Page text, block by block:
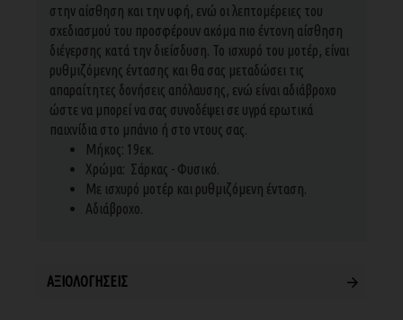
στην αίσθηση και την υφή, ενώ οι λεπτομέρειες του
σχεδιασμού του προσφέρουν ακόμα πιο έντονη αίσθηση
διέγερσης κατά την διείσδυση. Το ισχυρό του μοτέρ, είναι
ρυθμιζόμενης έντασης και θα σας μεταδώσει τις
απαραίτητες δονήσεις απόλαυσης, ενώ είναι αδιάβροχο
ώστε να μπορεί να σας συνοδέψει σε υγρά ερωτικά
παιχνίδια στο μπάνιο ή στο ντους σας.
Μήκος: 19εκ.
Χρώμα: Σάρκας - Φυσικό.
Με ισχυρό μοτέρ και ρυθμιζόμενη ένταση.
Αδιάβροχο.
ΑΞΙΟΛΟΓΉΣΕΙΣ